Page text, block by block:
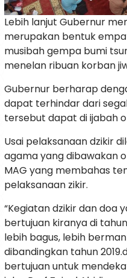
Lebih lanjut Gubernur
merupakan bentuk
musibah gempa bumi
menelan ribuan korban
Gubernur berharap
dapat terhindar dari
tersebut dapat di ijabah
Usai pelaksanaan dzikir
agama yang dibawakan
MAG yang membahas
pelaksanaan zikir.
“Kegiatan dzikir dan doa
bertujuan kiranya di
lebih bagus, lebih
dibandingkan tahun
bertujuan untuk